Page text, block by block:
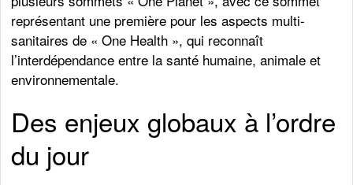
représentant une première pour les aspects multi-
sanitaires de « One Health », qui reconnaît
l’interdépendance entre la santé humaine, animale et
environnementale.
Des enjeux globaux à l’ordre
du jour